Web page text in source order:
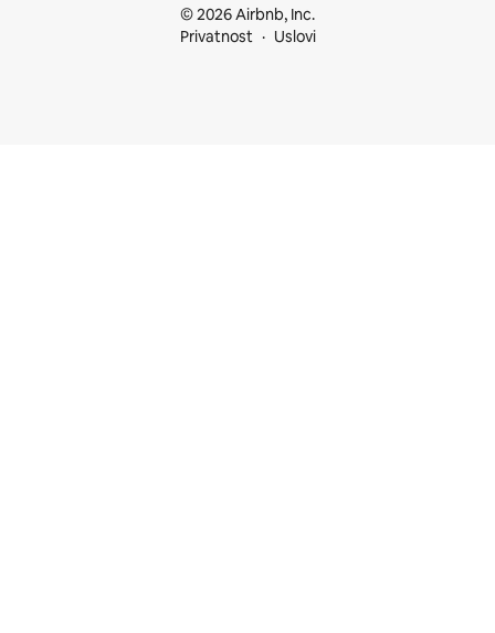
© 2026 Airbnb, Inc.
Privatnost
Uslovi